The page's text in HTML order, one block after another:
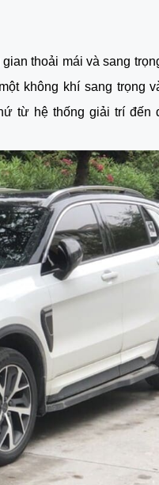
thoải mái và sang
không khí sang trọng
từ hệ thống giải trí đến